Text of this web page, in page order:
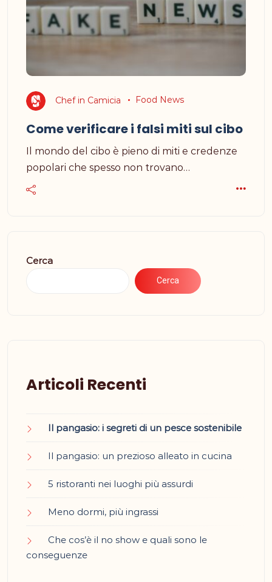
Chef in Camicia Food News
Come verificare i falsi miti sul cibo
Il mondo del cibo è pieno di miti e credenze
popolari che spesso non trovano…
Cerca
Cerca
Articoli Recenti
Il pangasio: i segreti di un pesce sostenibile
Il pangasio: un prezioso alleato in cucina
5 ristoranti nei luoghi più assurdi
Meno dormi, più ingrassi
Che cos’è il no show e quali sono le
conseguenze